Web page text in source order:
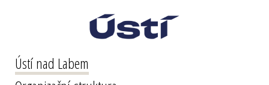
Ústí nad Labem